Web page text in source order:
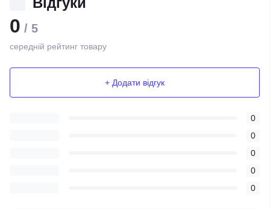
0 / 5
середній рейтинг товару
+ Додати відгук
0
0
0
0
0